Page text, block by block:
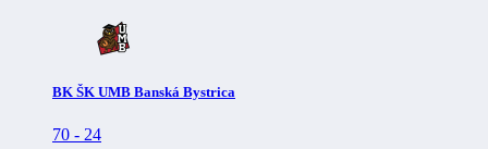
BK ŠK UMB Banská Bystrica
70 - 24